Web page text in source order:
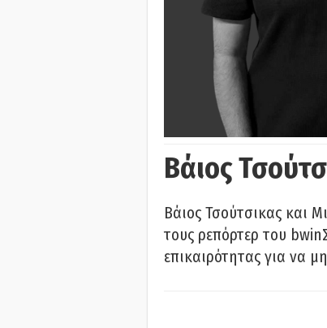
Βάιος
Βάιος Τσούτσικας και
τους ρεπόρτερ του
επικαιρότητας για να